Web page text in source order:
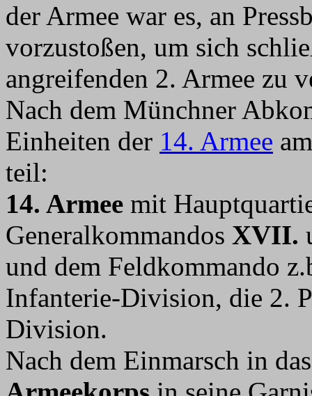
der Armee war es, an
vorzustoßen, um sich
angreifenden 2. Armee zu
Nach dem Münchner
Einheiten der 14. Armee
teil:
14. Armee mit
Generalkommandos XVII.
und dem Feldkommando
Infanterie-Division, die 2.
Division.
Nach dem Einmarsch in